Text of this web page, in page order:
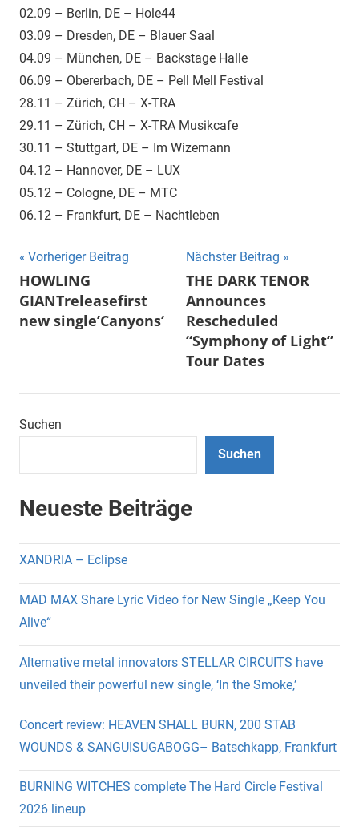
02.09 – Berlin, DE – Hole44
03.09 – Dresden, DE – Blauer Saal
04.09 – München, DE – Backstage Halle
06.09 – Obererbach, DE – Pell Mell Festival
28.11 – Zürich, CH – X-TRA
29.11 – Zürich, CH – X-TRA Musikcafe
30.11 – Stuttgart, DE – Im Wizemann
04.12 – Hannover, DE – LUX
05.12 – Cologne, DE – MTC
06.12 – Frankfurt, DE – Nachtleben
Beitragsnavigation
Vorheriger Beitrag
HOWLING
GIANTreleasefirst
new single’Canyons‘
Nächster Beitrag
THE DARK TENOR
Announces
Rescheduled
“Symphony of Light”
Tour Dates
Suchen
Suchen
Neueste Beiträge
XANDRIA – Eclipse
MAD MAX Share Lyric Video for New Single „Keep You
Alive“
Alternative metal innovators STELLAR CIRCUITS have
unveiled their powerful new single, ‘In the Smoke,’
Concert review: HEAVEN SHALL BURN, 200 STAB
WOUNDS & SANGUISUGABOGG– Batschkapp, Frankfurt
BURNING WITCHES complete The Hard Circle Festival
2026 lineup